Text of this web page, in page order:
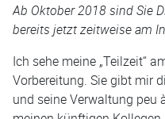
Ab Oktober 2018 sind Sie
bereits jetzt zeitweise am
Ich sehe meine „Teilzeit“
Vorbereitung. Sie gibt mir
und seine Verwaltung peu